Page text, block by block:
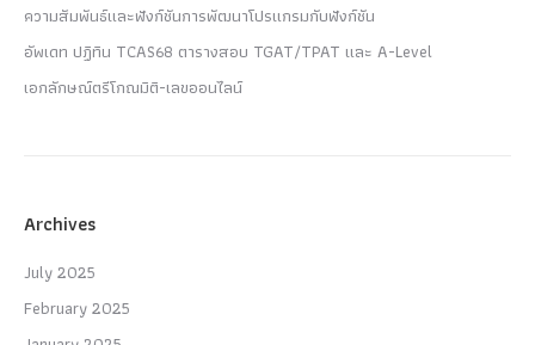
ความสัมพันธ์และฟังก์ชันการพัฒนาโปรแกรมกับฟังก์ชัน
อัพเดท ปฏิทิน TCAS68 ตารางสอบ TGAT/TPAT และ A-Level
เอกลักษณ์ตรีโกณมิติ-เลขออนไลน์
Archives
July 2025
February 2025